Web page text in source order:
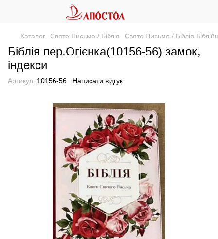
Каталог Святе Письмо / Біблія Святе Письмо / Біблія
Біблія пер.Огієнка(10156-56) замок,
індекси
Артикул: 10156-56 Написати відгук